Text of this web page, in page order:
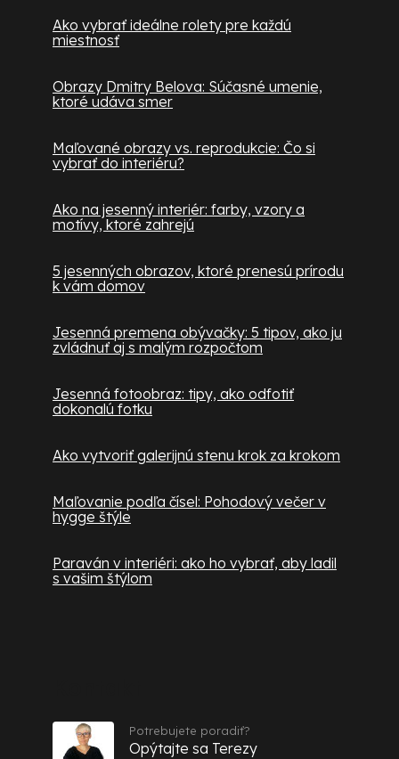
Ako vybrať ideálne rolety pre každú
miestnosť
Obrazy Dmitry Belova: Súčasné umenie,
ktoré udáva smer
Maľované obrazy vs. reprodukcie: Čo si
vybrať do interiéru?
Ako na jesenný interiér: farby, vzory a
motívy, ktoré zahrejú
5 jesenných obrazov, ktoré prenesú prírodu
k vám domov
Jesenná premena obývačky: 5 tipov, ako ju
zvládnuť aj s malým rozpočtom
Jesenná fotoobraz: tipy, ako odfotiť
dokonalú fotku
Ako vytvoriť galerijnú stenu krok za krokom
Maľovanie podľa čísel: Pohodový večer v
hygge štýle
Paraván v interiéri: ako ho vybrať, aby ladil
s vašim štýlom
Potrebujete poradiť?
Opýtajte sa Terezy